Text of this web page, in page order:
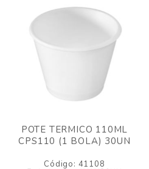
POTE TERMICO 110ML
CPS110 (1 BOLA) 30UN
Código: 41108